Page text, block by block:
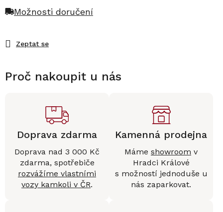
Zeptat se
Možnosti doručení
Proč nakoupit u nás
Doprava zdarma
Doprava nad 3 000 Kč
zdarma, spotřebiče
rozvážíme vlastními
vozy kamkoli v ČR.
Kamenná prodejna
Máme showroom v
Hradci Králové
s možností jednoduše u
nás zaparkovat.